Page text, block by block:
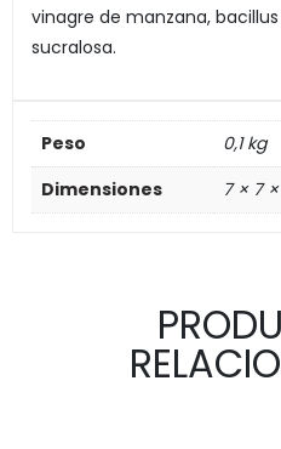
vinagre de manzana,
sucralosa.
Peso
0,1 kg
Dimensiones
7 × 7